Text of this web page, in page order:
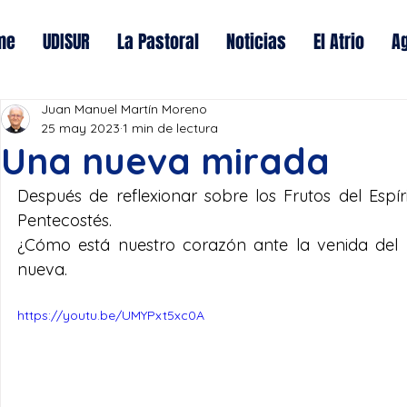
UDISUR La Pastoral Noticias El Atrio
Una nueva mirada
Juan Manuel Martín Moreno
25 may 2023 1 min de lectura
Después de reflexionar sobre los Frutos del
Pentecostés.
¿Cómo está nuestro corazón ante la venida
nueva.
https://youtu.be/UMYPxt5xc0A